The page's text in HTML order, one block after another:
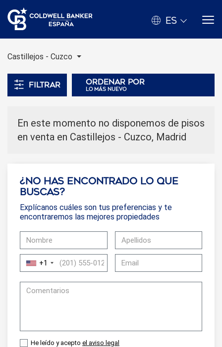
ES
Castillejos - Cuzco
Filtrar Ordenar por
lo más nuevo
En este momento no disponemos de pisos
en venta en Castillejos - Cuzco, Madrid
¿No has encontrado lo que
buscas?
Explícanos cuáles son tus preferencias y te
encontraremos las mejores propiedades
+1
He leído y acepto el aviso legal